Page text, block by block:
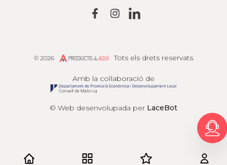
© Web desenvolupada per LaceBot
Amb la col·laboració de
© 2026 Producto de AquíTots els drets reservats